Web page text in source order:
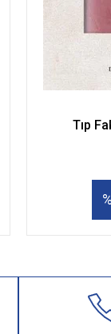
Tıp